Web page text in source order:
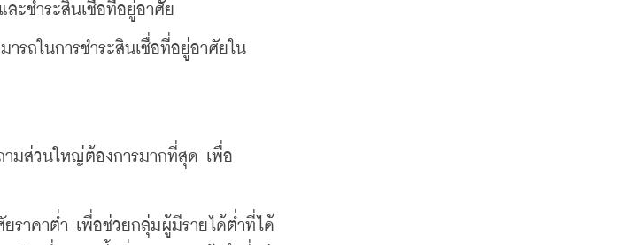
ะชำระสินเชื่อที่อยู่อาศัย
ถในการชำระสินเชื่อที่อยู่อาศัยใน
ส่วนใหญ่ต้องการมากที่สุด เพื่อ
าคาต่ำ เพื่อช่วยกลุ่มผู้มีรายได้ต่ำที่ได้